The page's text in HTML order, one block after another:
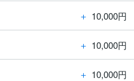
＋ 10,000円
＋ 10,000円
＋ 10,000円